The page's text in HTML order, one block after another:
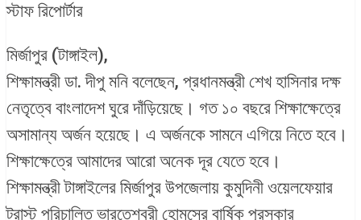
স্টাফ রিপোর্টার
মির্জাপুর (টাঙ্গাইল),
শিক্ষামন্ত্রী ডা. দীপু মনি বলেছেন, প্রধানমন্ত্রী শেখ হাসিনার দক্ষ
নেতৃত্বে বাংলাদেশ ঘুরে দাঁড়িয়েছে। গত ১০ বছরে শিক্ষাক্ষেত্রে
অসামান্য অর্জন হয়েছে। এ অর্জনকে সামনে এগিয়ে নিতে হবে।
শিক্ষাক্ষেত্রে আমাদের আরো অনেক দূর যেতে হবে।
শিক্ষামন্ত্রী টাঙ্গাইলের মির্জাপুর উপজেলায় কুমুদিনী ওয়েলফেয়ার
ট্রাস্ট পরিচালিত ভারতেশ্বরী হোমসের বার্ষিক পুরস্কার